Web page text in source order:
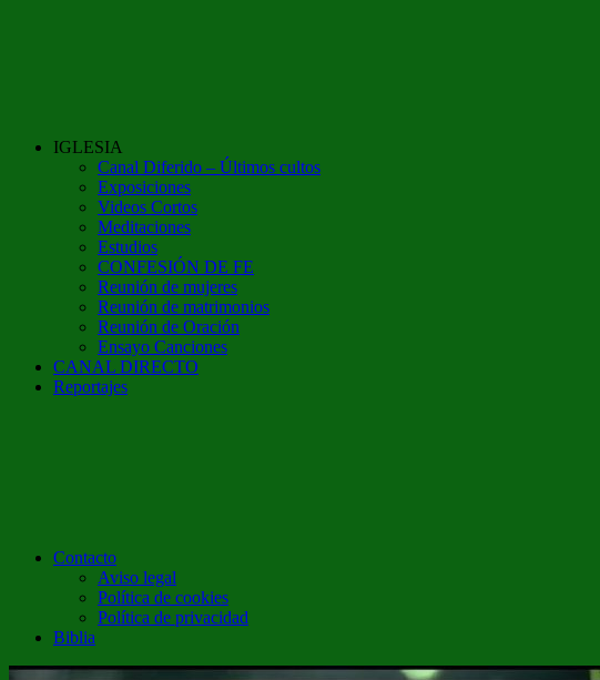
IGLESIA
Canal Diferido – Últimos cultos
Exposiciones
Videos Cortos
Meditaciones
Estudios
CONFESIÓN DE FE
Reunión de mujeres
Reunión de matrimonios
Reunión de Oración
Ensayo Canciones
CANAL DIRECTO
Reportajes
Contacto
Aviso legal
Política de cookies
Política de privacidad
Biblia